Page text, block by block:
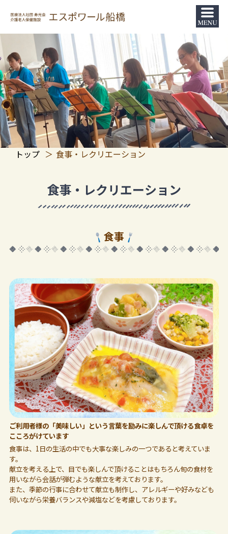
トップ 食事・レクリエーション
食事・レクリエーション
食事
ご利用者様の「美味しい」という言葉を励みに楽しんで頂ける食卓を
こころがけています
食事は、1日の生活の中でも大事な楽しみの一つであると考えていま
す。
献立を考える上で、目でも楽しんで頂けることはもちろん旬の食材を
用いながら会話が弾むような献立を考えております。
また、季節の行事に合わせて献立も制作し、アレルギーや好みなども
伺いながら栄養バランスや減塩などを考慮しております。